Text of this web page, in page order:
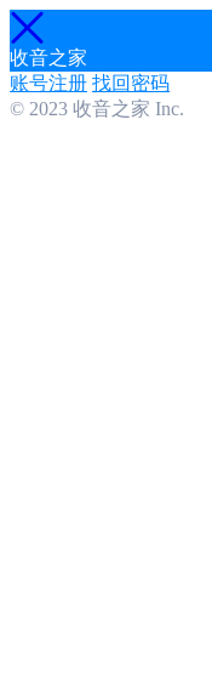
收音之家
账号注册 找回密码
© 2023 收音之家 Inc.